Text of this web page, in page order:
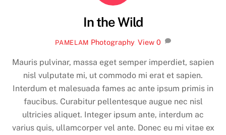
In the Wild
PAMELAM Photography,View 0
Mauris pulvinar, massa eget semper imperdiet, sapien
nisl vulputate mi, ut commodo mi erat et sapien.
Interdum et malesuada fames ac ante ipsum primis in
faucibus. Curabitur pellentesque augue nec nisl
ultricies aliquet. Integer ipsum ante, interdum ac
varius quis, ullamcorper vel ante. Donec eu mi vitae ex